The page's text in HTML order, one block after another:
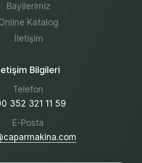
Bayilerimiz
Katalog
İletişim
Bilgileri
Telefon
352 321 11 59
E-Posta